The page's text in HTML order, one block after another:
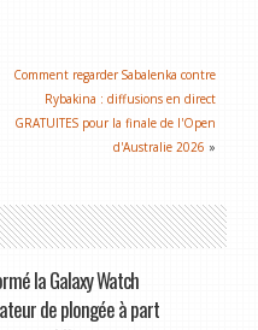
Comment regarder Sabalenka contre
Rybakina : diffusions en direct
GRATUITES pour la finale de l'Open
d'Australie 2026 »
la Galaxy Watch
de plongée à part